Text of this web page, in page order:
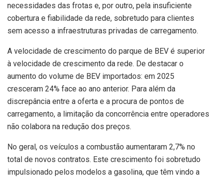
necessidades das frotas e, por outro, pela insuficiente
cobertura e fiabilidade da rede, sobretudo para clientes
sem acesso a infraestruturas privadas de carregamento.
A velocidade de crescimento do parque de BEV é superior
à velocidade de crescimento da rede. De destacar o
aumento do volume de BEV importados: em 2025
cresceram 24% face ao ano anterior. Para além da
discrepância entre a oferta e a procura de pontos de
carregamento, a limitação da concorrência entre operadores
não colabora na redução dos preços.
No geral, os veículos a combustão aumentaram 2,7% no
total de novos contratos. Este crescimento foi sobretudo
impulsionado pelos modelos a gasolina, que têm vindo a